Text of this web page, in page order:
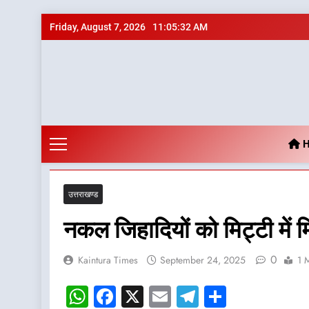
Skip
to
Friday, August 7, 2026 11:05:33 AM
उत्तराखण्ड
नकल जिहादियों को मिट्टी में
Kaintura Times September 24, 2025 0 1
WhatsApp
Facebook
X EmailTelegram